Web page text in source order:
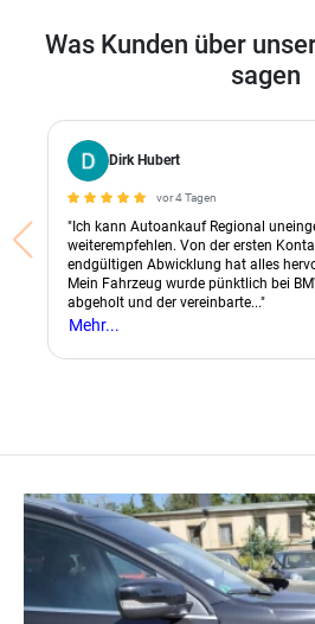
Was Kunden über
sagen
Dirk Hubert
vor 4 Tagen
"Ich kann Autoankauf Regional
weiterempfehlen. Von der ersten
endgültigen Abwicklung hat alles
Mein Fahrzeug wurde pünktlich bei
abgeholt und der vereinbarte..."
Mehr...